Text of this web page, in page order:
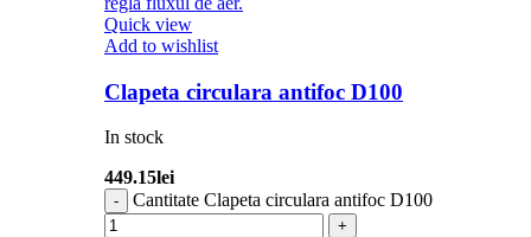
Quick view
Add to wishlist
Clapeta circulara antifoc D100
In stock
449.15lei
Cantitate Clapeta circulara antifoc D100